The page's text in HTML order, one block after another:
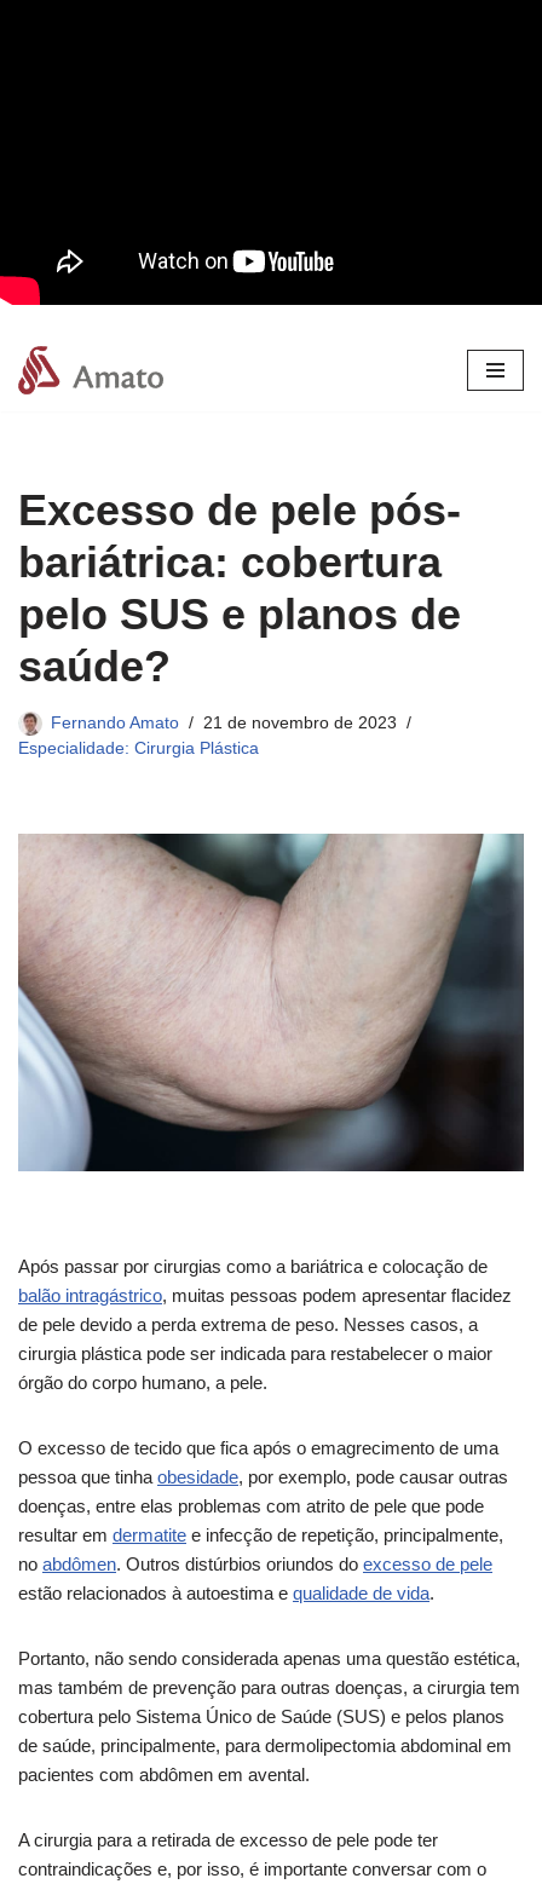
Pular
Excesso de pele pós-
bariátrica: cobertura
pelo SUS e planos de
saúde?
Fernando Amato
21 de novembro de 2023
Especialidade: Cirurgia Plástica
Após passar por cirurgias como a bariátrica e colocação de
balão intragástrico, muitas pessoas podem apresentar flacidez
de pele devido a perda extrema de peso. Nesses casos, a
cirurgia plástica pode ser indicada para restabelecer o maior
órgão do corpo humano, a pele.
O excesso de tecido que fica após o emagrecimento de uma
pessoa que tinha obesidade, por exemplo, pode causar outras
doenças, entre elas problemas com atrito de pele que pode
resultar em dermatite e infecção de repetição, principalmente,
no abdômen. Outros distúrbios oriundos do excesso de pele
estão relacionados à autoestima e qualidade de vida.
Portanto, não sendo considerada apenas uma questão estética,
mas também de prevenção para outras doenças, a cirurgia tem
cobertura pelo Sistema Único de Saúde (SUS) e pelos planos
de saúde, principalmente, para dermolipectomia abdominal em
pacientes com abdômen em avental.
A cirurgia para a retirada de excesso de pele pode ter
contraindicações e, por isso, é importante conversar com o